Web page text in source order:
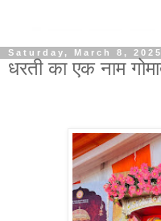
Saturday, March 8, 2025
धरती का एक नाम